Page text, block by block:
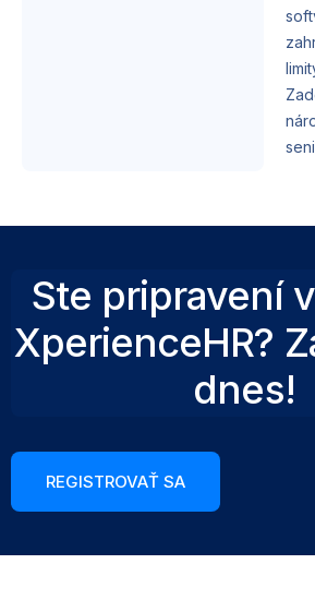
Ste pripravení
XperienceHR?
dnes!
REGISTROVAŤ SA